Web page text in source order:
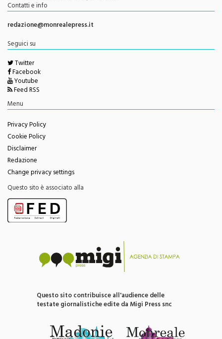
redazione@monrealepress.it
Twitter
Facebook
Youtube
Feed RSS
Menu
Privacy Policy
Cookie Policy
Disclaimer
Redazione
Change privacy settings
Questo sito è associato alla
testate giornalistiche edite da Migi Press snc